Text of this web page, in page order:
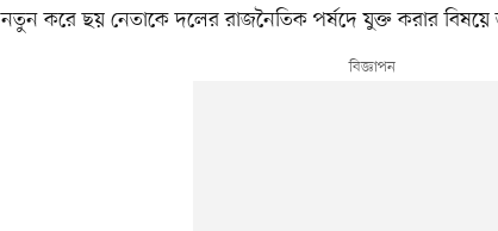
নতুন করে ছয় নেতাকে দলের রাজনৈতিক পর্ষদে যুক্ত করার বিষয়ে